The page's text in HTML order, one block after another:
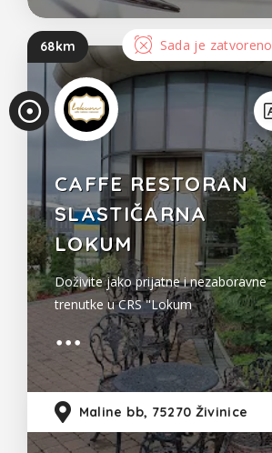
68km Sada je zatvoreno
CAFFE RESTORAN
SLASTIČARNA
LOKUM
Doživite jako prijatne i nezaboravne
trenutke u CRS "Lokum
Maline bb, 75270 Živinice